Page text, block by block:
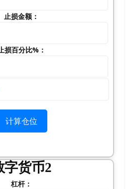
止损金额：
损百分比%：
计算仓位
字货币2
杠杆：